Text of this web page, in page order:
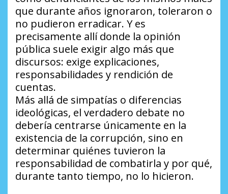
que durante años ignoraron, toleraron o
no pudieron erradicar. Y es
precisamente allí donde la opinión
pública suele exigir algo más que
discursos: exige explicaciones,
responsabilidades y rendición de
cuentas.
Más allá de simpatías o diferencias
ideológicas, el verdadero debate no
debería centrarse únicamente en la
existencia de la corrupción, sino en
determinar quiénes tuvieron la
responsabilidad de combatirla y por qué,
durante tanto tiempo, no lo hicieron.